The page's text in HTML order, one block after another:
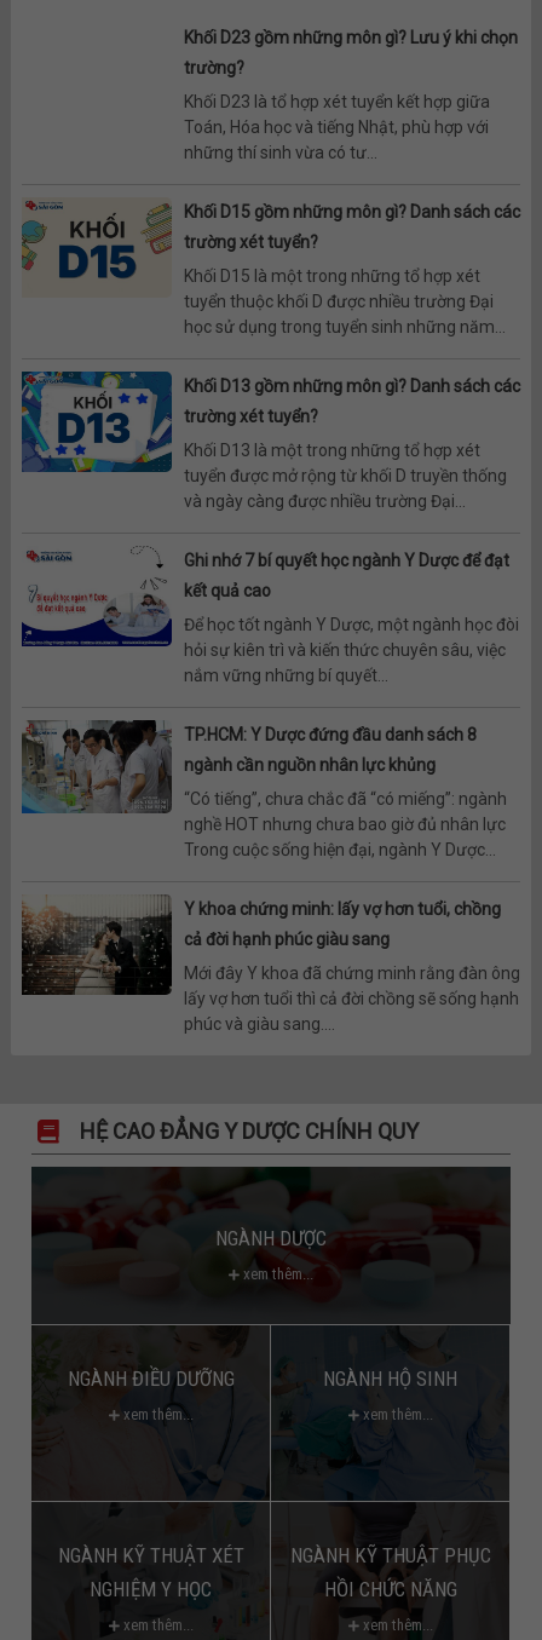
Khối D23 gồm những môn gì? Lưu ý khi chọn
trường?
Khối D23 là tổ hợp xét tuyển kết hợp giữa
Toán, Hóa học và tiếng Nhật, phù hợp với
những thí sinh vừa có tư...
Khối D15 gồm những môn gì? Danh sách các
trường xét tuyển?
Khối D15 là một trong những tổ hợp xét
tuyển thuộc khối D được nhiều trường Đại
học sử dụng trong tuyển sinh những năm...
Khối D13 gồm những môn gì? Danh sách các
trường xét tuyển?
Khối D13 là một trong những tổ hợp xét
tuyển được mở rộng từ khối D truyền thống
và ngày càng được nhiều trường Đại...
Ghi nhớ 7 bí quyết học ngành Y Dược để đạt
kết quả cao
Để học tốt ngành Y Dược, một ngành học đòi
hỏi sự kiên trì và kiến thức chuyên sâu, việc
nắm vững những bí quyết...
TP.HCM: Y Dược đứng đầu danh sách 8
ngành cần nguồn nhân lực khủng
“Có tiếng”, chưa chắc đã “có miếng”: ngành
nghề HOT nhưng chưa bao giờ đủ nhân lực
Trong cuộc sống hiện đại, ngành Y Dược...
Y khoa chứng minh: lấy vợ hơn tuổi, chồng
cả đời hạnh phúc giàu sang
Mới đây Y khoa đã chứng minh rằng đàn ông
lấy vợ hơn tuổi thì cả đời chồng sẽ sống hạnh
phúc và giàu sang....
HỆ CAO ĐẲNG Y DƯỢC CHÍNH QUY
NGÀNH DƯỢC
xem thêm...
NGÀNH ĐIỀU DƯỠNG
xem thêm...
NGÀNH HỘ SINH
xem thêm...
NGÀNH KỸ THUẬT XÉT
NGHIỆM Y HỌC
xem thêm...
NGÀNH KỸ THUẬT PHỤC
HỒI CHỨC NĂNG
xem thêm...